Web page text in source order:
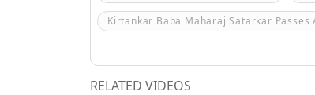
Kirtankar Baba Maharaj Satarkar Passes
RELATED VIDEOS